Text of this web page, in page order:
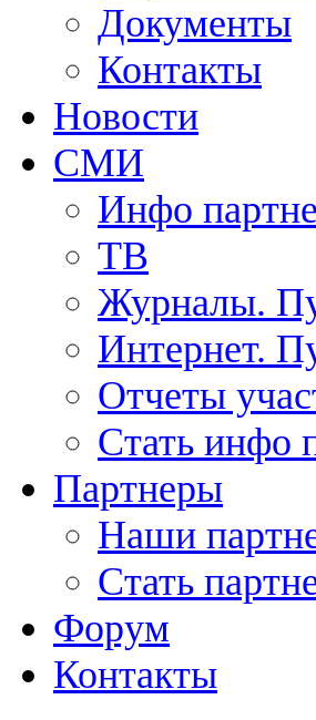
Документы
Контакты
Новости
СМИ
Инфо
ТВ
Журналы.
Интернет.
Отчеты
Стать инфо
Партнеры
Наши
Стать
Форум
Контакты